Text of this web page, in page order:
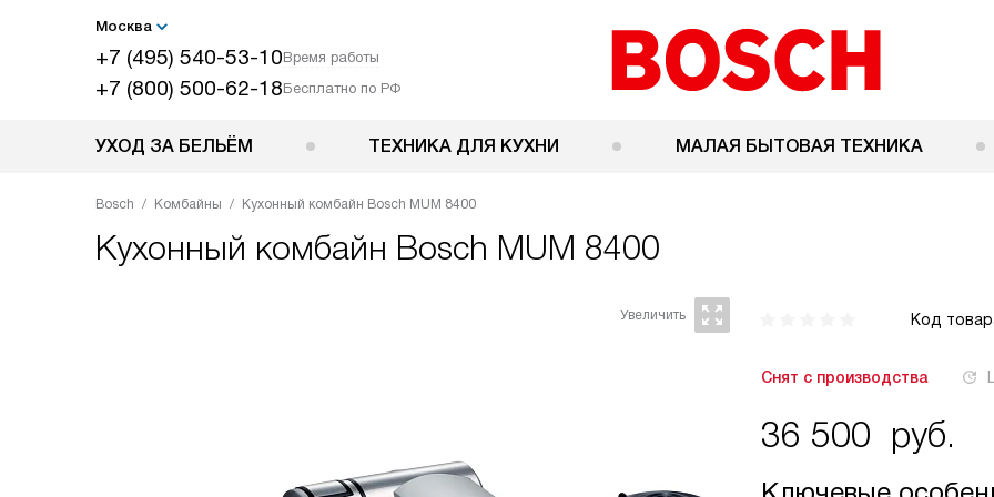
Москва
+7 (495) 540-53-10Время работы
+7 (800) 500-62-18Бесплатно по РФ
УХОД ЗА БЕЛЬЁМ ТЕХНИКА ДЛЯ КУХНИ МАЛАЯ БЫТОВАЯ ТЕХНИКА
Bosch Комбайны Кухонный комбайн Bosch MUM 8400
Кухонный комбайн Bosch MUM 8400
Код
Снят с производства
36 500 руб.